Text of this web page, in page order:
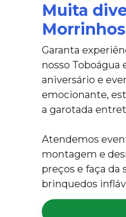
Muita
Garanta
nosso Toboágua
aniversário e
emocionante,
a garotada
Atendemos
montagem e
preços e faça da
brinquedos